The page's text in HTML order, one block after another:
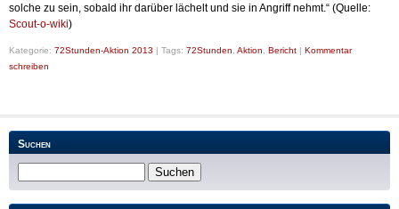
solche zu sein, sobald ihr darüber lächelt und sie in Angriff nehmt.“ (Quelle:
Scout-o-wiki)
Kategorie: 72Stunden-Aktion 2013 Tags: 72Stunden, Aktion, Bericht
Kommentar
schreiben
Suchen